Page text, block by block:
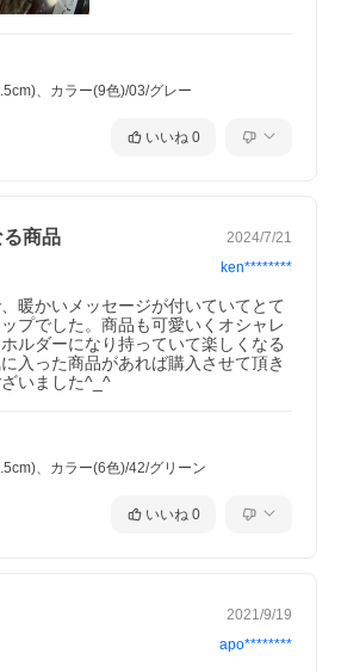
、カラー(9色)/03/グレー
いいね 0
商品 2024/7/21
ken********
暖かいメッセージが付いていてとて
プでした。商品も可愛いくオシャレ
ルダーになり持っていて楽しくなる
入った商品があれば購入させて頂き
いました^_^
、カラー(6色)/42/グリーン
いいね 0
2021/9/19
apo********